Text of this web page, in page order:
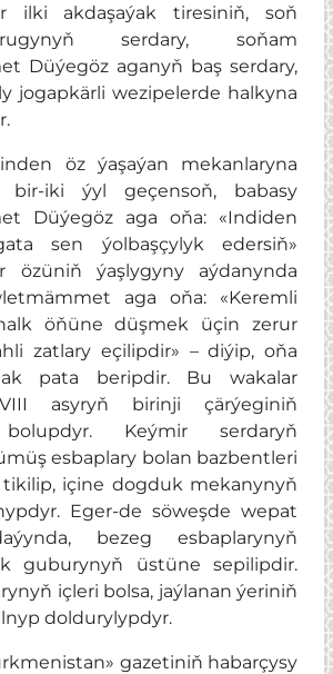
ilki akdaşaýak tiresiniň, soň
serdary, soňam
Düýegöz aganyň baş serdary,
jogapkärli wezipelerde halkyna
öz ýaşaýan mekanlaryna
bir-iki ýyl geçensoň, babasy
Düýegöz aga oňa: «Indiden
sen ýolbaşçylyk edersiň»
özüniň ýaşlygyny aýdanynda
aga oňa: «Keremli
öňüne düşmek üçin zerur
zatlary eçilipdir» – diýip, oňa
ak pata beripdir. Bu wakalar
asyryň birinji çärýeginiň
bolupdyr. Keýmir serdaryň
esbaplary bolan bazbentleri
içine dogduk mekanynyň
Eger-de söweşde wepat
bezeg esbaplarynyň
guburynyň üstüne sepilipdir.
içleri bolsa, jaýlanan ýeriniň
doldurylypdyr.
gazetiniň habarçysy